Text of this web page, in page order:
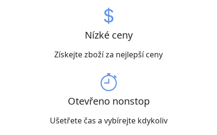
Nízké ceny
Získejte zboží za nejlepší ceny
Otevřeno nonstop
Ušetřete čas a vybírejte kdykoliv